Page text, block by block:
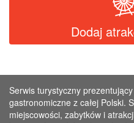
Dodaj
Serwis turystyczny
gastronomiczne z całej Polski.
miejscowości, zabytków i